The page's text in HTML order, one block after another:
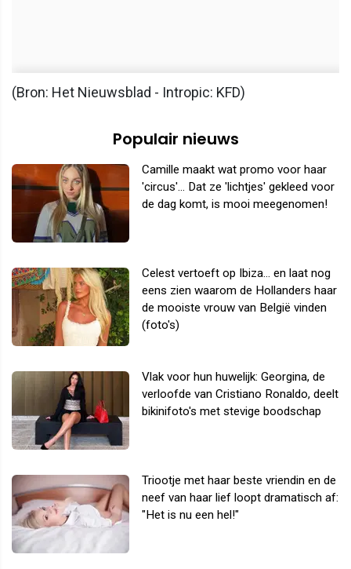
(Bron: Het Nieuwsblad - Intropic: KFD)
Populair nieuws
Camille maakt wat promo voor haar
'circus'... Dat ze 'lichtjes' gekleed voor
de dag komt, is mooi meegenomen!
Celest vertoeft op Ibiza... en laat nog
eens zien waarom de Hollanders haar
de mooiste vrouw van België vinden
(foto's)
Vlak voor hun huwelijk: Georgina, de
verloofde van Cristiano Ronaldo, deelt
bikinifoto's met stevige boodschap
Triootje met haar beste vriendin en de
neef van haar lief loopt dramatisch af:
"Het is nu een hel!"